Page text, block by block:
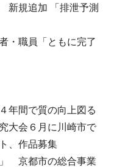
新規追加 「排泄予測
・職員「ともに完了
年間で質の向上図る
大会６月に川崎市で
、作品募集
京都市の総合事業